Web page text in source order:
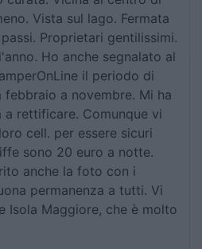
Vista sul lago. Fermata
Proprietari gentilissimi.
Ho anche segnalato al
il periodo di
a novembre. Mi ha
rettificare. Comunque vi
cell. per essere sicuri
sono 20 euro a notte.
anche la foto con i
permanenza a tutti. Vi
Isola Maggiore, che è molto